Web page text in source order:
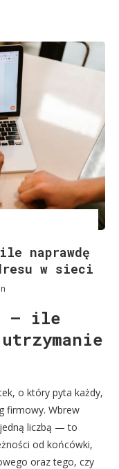
naprawdę
w sieci
– ile
o który pyta każdy,
firmowy. Wbrew
liczbą — to
od końcówki,
oraz tego, czy